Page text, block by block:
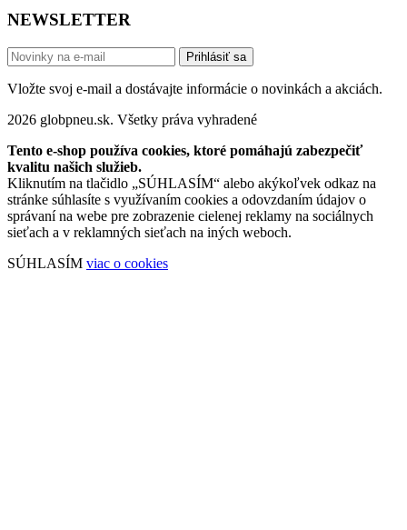
NEWSLETTER
Prihlásiť sa
Vložte svoj e-mail a dostávajte informácie o novinkách a akciách.
2026 globpneu.sk. Všetky práva vyhradené
Tento e-shop používa cookies, ktoré pomáhajú zabezpečiť
kvalitu našich služieb.
Kliknutím na tlačidlo „SÚHLASÍM“ alebo akýkoľvek odkaz na
stránke súhlasíte s využívaním cookies a odovzdaním údajov o
správaní na webe pre zobrazenie cielenej reklamy na sociálnych
sieťach a v reklamných sieťach na iných weboch.
SÚHLASÍM viac o cookies